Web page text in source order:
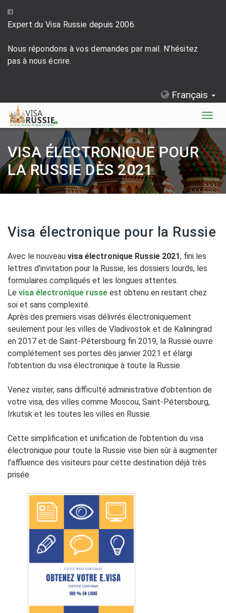
Expert du Visa Russie depuis 2006.
Nous répondons à vos demandes par mail. N’hésitez
pas à nous écrire.
Français
VISA ÉLECTRONIQUE POUR
LA RUSSIE DÈS 2021
Visa électronique pour la Russie
Avec le nouveau visa électronique Russie 2021, fini les
lettres d’invitation pour la Russie, les dossiers lourds, les
formulaires compliqués et les longues attentes.
Le visa électronique russe est obtenu en restant chez
soi et sans complexité.
Après des premiers visas délivrés électroniquement
seulement pour les villes de Vladivostok et de Kaliningrad
en 2017 et de Saint-Pétersbourg fin 2019, la Russie ouvre
complétement ses portes dès janvier 2021 et élargi
l’obtention du visa électronique à toute la Russie.
Venez visiter, sans difficulté administrative d’obtention de
votre visa, des villes comme Moscou, Saint-Pétersbourg,
Irkutsk et les toutes les villes en Russie.
Cette simplification et unification de l’obtention du visa
électronique pour toute la Russie vise bien sûr à augmenter
l’affluence des visiteurs pour cette destination déjà très
prisée.